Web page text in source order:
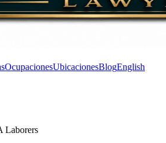
OcupacionesUbicacionesBlogEnglish
Laborers